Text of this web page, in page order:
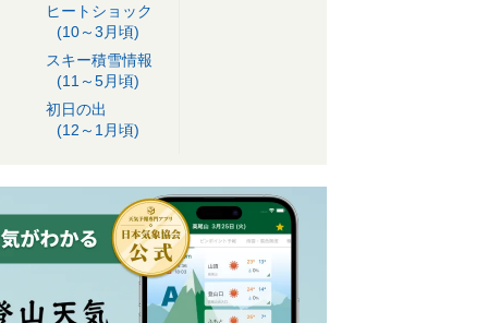
ヒートショック
(10～3月頃)
スキー積雪情報
(11～5月頃)
初日の出
(12～1月頃)